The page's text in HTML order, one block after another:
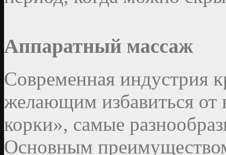
Аппаратный массаж
Современная индустрия
желающим избавиться от
корки», самые
Основным